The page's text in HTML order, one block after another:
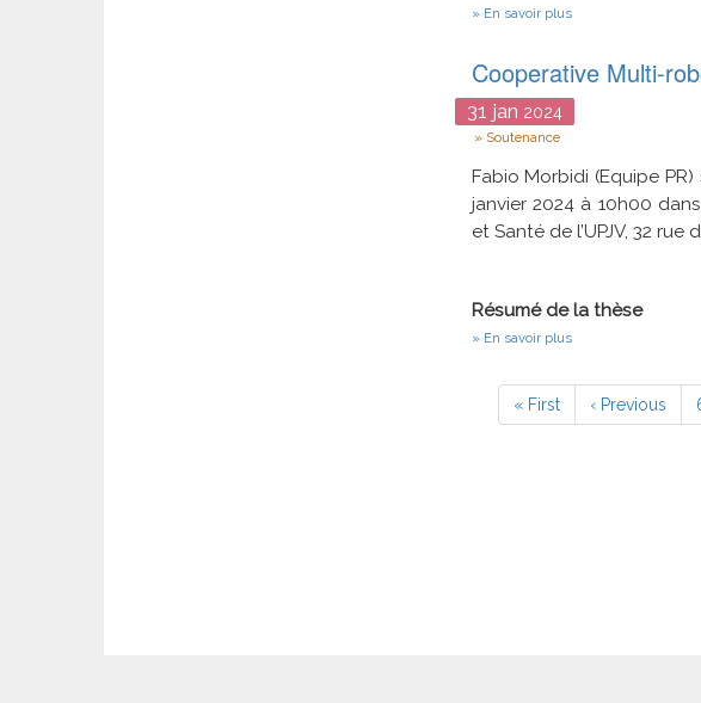
En savoir plussur
partitionnement
des
dans
haute
performance
Cooperative Multi-
31 jan 2024
Type
Soutenance
Fabio Morbidi (Equipe
janvier 2024 à 10h00
et Santé de l’UPJV, 32 rue
Résumé de la thèse
En savoir plussur
Systems:
From
Pagination
Première
page
« First
Page
précédente
‹ Previous